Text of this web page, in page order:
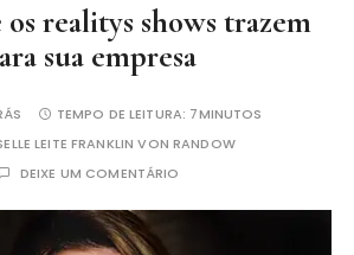
realitys shows trazem
sua empresa
TEMPO DE LEITURA: 7MINUTOS
LEITE FRANKLIN VON RANDOW
DEIXE UM COMENTÁRIO